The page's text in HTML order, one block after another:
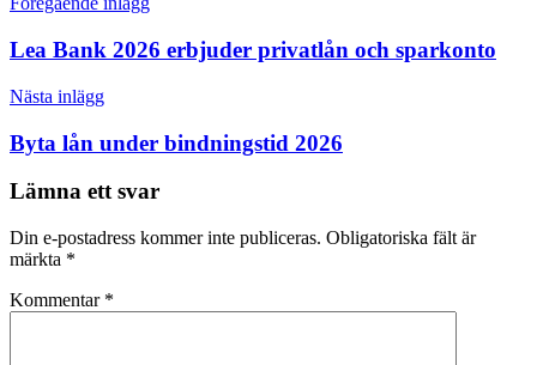
Inläggsnavigering
Lea Bank 2026 erbjuder privatlån och sparkonto
Nästa inlägg
Byta lån under bindningstid 2026
Lämna ett svar
Din e-postadress kommer inte publiceras. Obligatoriska fält är
märkta *
Kommentar *